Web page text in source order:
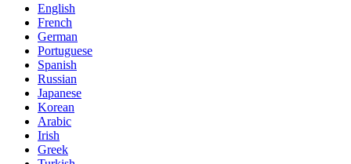
English
French
German
Portuguese
Spanish
Russian
Japanese
Korean
Arabic
Irish
Greek